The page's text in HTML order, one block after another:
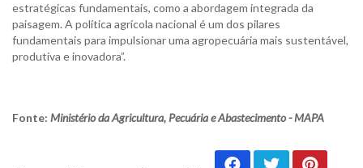
estratégicas fundamentais, como a abordagem integrada da
paisagem. A política agrícola nacional é um dos pilares
fundamentais para impulsionar uma agropecuária mais sustentável,
produtiva e inovadora”.
Fonte: Ministério da Agricultura, Pecuária e Abastecimento - MAPA